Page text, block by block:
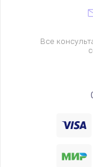
Все